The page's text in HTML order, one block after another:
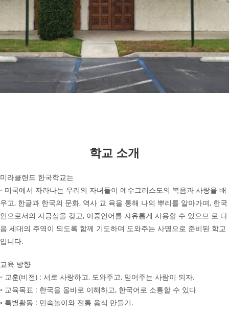
학교 소개
미라클랜드 한국학교는
◦ 미국에서 자라나는 우리의 자녀들이 예수그리스도의 복음과 사랑을 배
우고, 한글과 한국의 문화, 역사 교 육을 통해 나의 뿌리를 알아가며, 한국
인으로서의 자긍심을 갖고, 이중언어를 자유롭게 사용할 수 있으므 로 다
음 세대의 주역이 되도록 함께 기도하며 도와주는 사명으로 준비된 학교
입니다.
교육 방향
◦ 교훈(비전) : 서로 사랑하고, 도와주고, 믿어주는 사람이 되자.
◦ 교육목표 : 한국을 올바로 이해하고, 한국어로 소통할 수 있다
◦ 특별활동 : 민속놀이와 전통 음식 만들기.